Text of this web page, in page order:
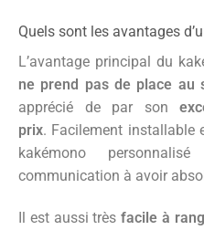
Quels sont les avantages
L’avantage principal du
ne prend pas de place au
apprécié de par son
prix. Facilement installable
kakémono
communication à avoir
Il est aussi très facile à